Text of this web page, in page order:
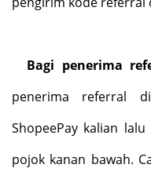
Bagi penerima
penerima referral
ShopeePay kalian
pojok kanan bawah.